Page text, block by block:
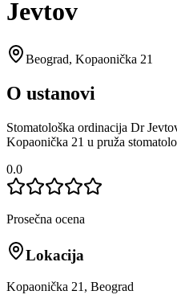
Jevtov
Beograd, Kopaonička 21
O ustanovi
Stomatološka ordinacija Dr
Kopaonička 21 u pruža
0.0
Prosečna ocena
Lokacija
Kopaonička 21, Beograd